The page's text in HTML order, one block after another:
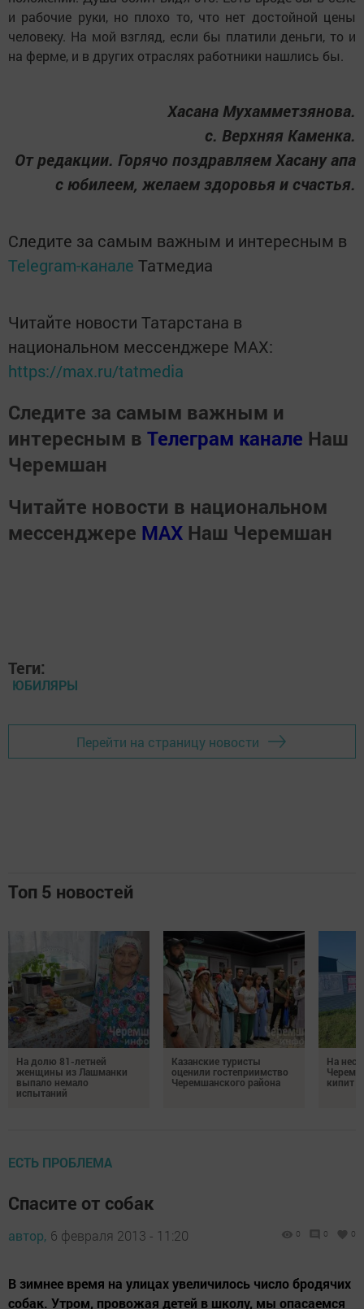
и рабочие руки, но плохо то, что нет достойной цены
человеку. На мой взгляд, если бы платили деньги, то и
на ферме, и в других отраслях работники нашлись бы.
Хасана Мухамметзянова.
с. Верхняя Каменка.
От редакции. Горячо поздравляем Хасану апа
с юбилеем, желаем здоровья и счастья.
Следите за самым важным и интересным в
Telegram-канале Татмедиа
Читайте новости Татарстана в
национальном мессенджере MАХ:
https://max.ru/tatmedia
Следите за самым важным и
интересным в Телеграм канале Наш
Черемшан
Читайте новости в национальном
мессенджере MАХ Наш Черемшан
Теги:
ЮБИЛЯРЫ
Перейти на страницу новости
Топ 5 новостей
На долю 81-летней
женщины из Лашманки
выпало немало
испытаний
Казанские туристы
оценили гостеприимство
Черемшанского района
На
кипит
ЕСТЬ ПРОБЛЕМА
Спасите от собак
автор, 6 февраля 2013 - 11:20 0 0 0
В зим­нее вре­мя на ули­цах уве­ли­чи­лось чис­ло бро­дя­чих
со­бак. Ут­ром, про­во­жая де­тей в шко­лу, мы опа­са­ем­ся